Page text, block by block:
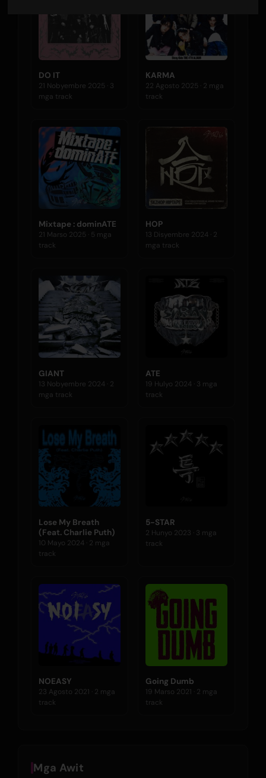
DO IT
21 Nobyembre 2025 · 3
mga track
KARMA
22 Agosto 2025 · 2 mga
track
Mixtape : dominATE
21 Marso 2025 · 5 mga
track
HOP
13 Disyembre 2024 · 2
mga track
GIANT
13 Nobyembre 2024 · 2
mga track
ATE
19 Hulyo 2024 · 3 mga
track
Lose My Breath
(Feat. Charlie Puth)
10 Mayo 2024 · 2 mga
track
5-STAR
2 Hunyo 2023 · 3 mga
track
NOEASY
23 Agosto 2021 · 2 mga
track
Going Dumb
19 Marso 2021 · 2 mga
track
Mga Awit